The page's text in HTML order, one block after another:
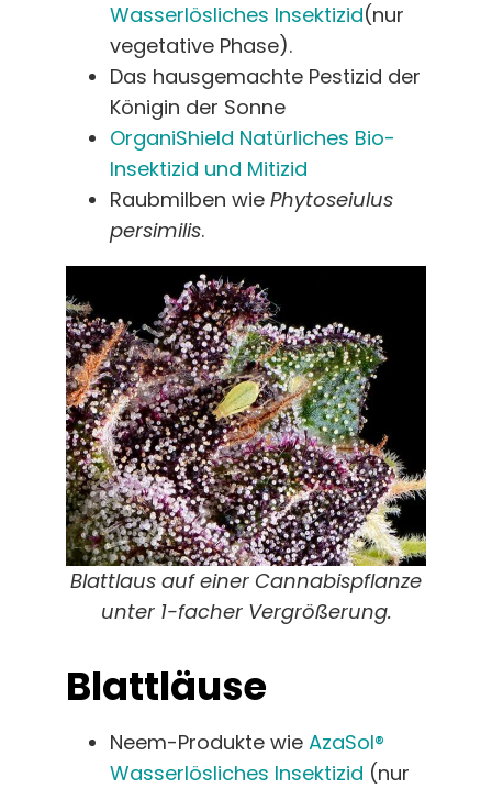
Wasserlösliches Insektizid(nur
vegetative Phase).
Das hausgemachte Pestizid der
Königin der Sonne
OrganiShield Natürliches Bio-
Insektizid und Mitizid
Raubmilben wie Phytoseiulus
persimilis.
Blattlaus auf einer Cannabispflanze
unter 1-facher Vergrößerung.
Blattläuse
Neem-Produkte wie AzaSol®
Wasserlösliches Insektizid (nur